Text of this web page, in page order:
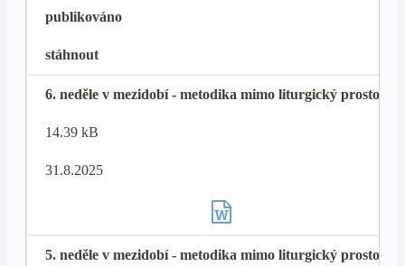
publikováno
stáhnout
6. neděle v mezidobí - metodika mimo liturgický prostor
14.39 kB
31.8.2025
5. neděle v mezidobí - metodika mimo liturgický prostor